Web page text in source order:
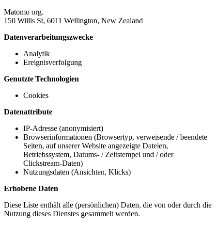
Matomo org.
150 Willis St, 6011 Wellington, New Zealand
Datenverarbeitungszwecke
Analytik
Ereignisverfolgung
Genutzte Technologien
Cookies
Datenattribute
IP-Adresse (anonymisiert)
Browserinformationen (Browsertyp, verweisende / beendete
Seiten, auf unserer Website angezeigte Dateien,
Betriebssystem, Datums- / Zeitstempel und / oder
Clickstream-Daten)
Nutzungsdaten (Ansichten, Klicks)
Erhobene Daten
Diese Liste enthält alle (persönlichen) Daten, die von oder durch die
Nutzung dieses Dienstes gesammelt werden.